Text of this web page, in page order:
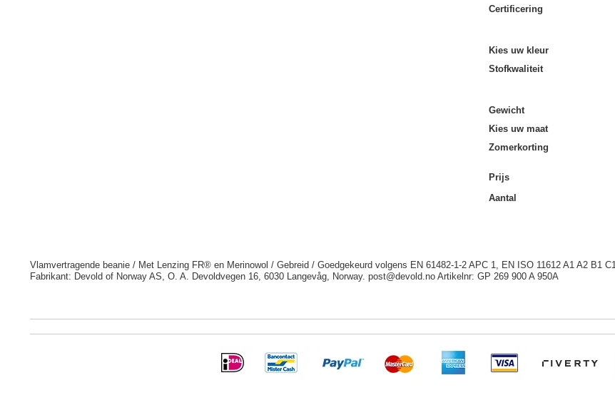
Certificering
Kies uw kleur
Stofkwaliteit
Gewicht
Kies uw maat
Zomerkorting
Prijs
Aantal
Vlamvertragende beanie / Met Lenzing FR® en Merinowol / Gebreid / Goedgekeurd volgens EN 61482-1-2 APC 1, EN ISO 11612 A1 A2 B1
Fabrikant: Devold of Norway AS, O. A. Devoldvegen 16, 6030 Langevåg, Norway. post@devold.no Artikelnr: GP 269 900 A 950A